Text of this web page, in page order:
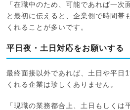
「在職中のため、可能であれば一次
と最初に伝えると、企業側で時間帯
くれることが多いです。
平日夜・土日対応をお願いする
最終面接以外であれば、土日や平日
くれる企業は珍しくありません。
「現職の業務都合上、土日もしくは